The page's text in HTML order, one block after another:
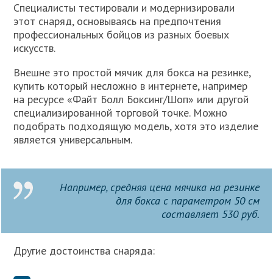
Специалисты тестировали и модернизировали
этот снаряд, основываясь на предпочтения
профессиональных бойцов из разных боевых
искусств.
Внешне это простой мячик для бокса на резинке,
купить который несложно в интернете, например
на ресурсе «Файт Болл Боксинг/Шоп» или другой
специализированной торговой точке. Можно
подобрать подходящую модель, хотя это изделие
является универсальным.
Например, средняя цена мячика на резинке
для бокса с параметром 50 см
составляет 530 руб.
Другие достоинства снаряда: